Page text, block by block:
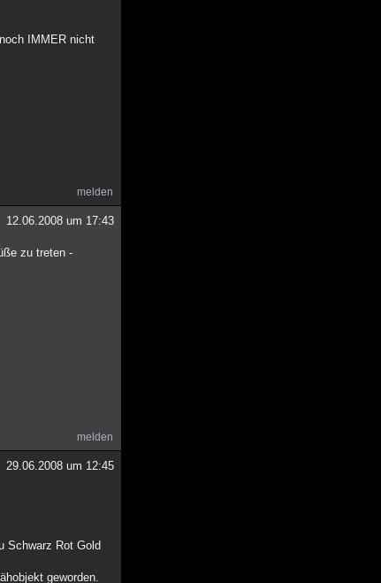
IMMER nicht
melden
12.06.2008 um 17:43
zu treten -
melden
29.06.2008 um 12:45
Schwarz Rot Gold
geworden.